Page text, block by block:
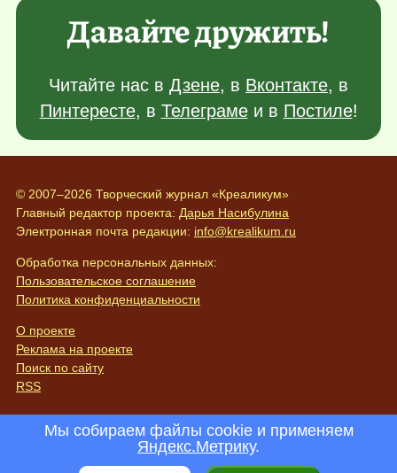
Давайте дружить!
Читайте нас в Дзене, в Вконтакте, в
Пинтересте, в Телеграмеи в Постиле!
© 2007–2026 Творческий журнал «Креаликум»
Главный редактор проекта: Дарья Насибулина
Электронная почта редакции: info@krealikum.ru
Обработка персональных данных:
Пользовательское соглашение
Политика конфиденциальности
О проекте
Реклама на проекте
Поиск по сайту
RSS
Мы собираем файлы cookie и применяем
Яндекс.Метрику.